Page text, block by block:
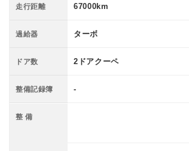
走行距離 67000km
過給器 ターボ
ドア数 2ドアクーペ
整備記録簿 -
整 備